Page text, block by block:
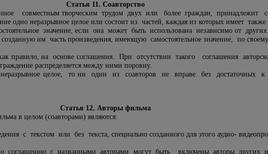
Статья 11. Соавторство
совместным творческим трудом двух или более граждан, принадлежит
одно неразрывное целое или состоит из частей, каждая из которых имеет также
значение, если она может быть использована независимо от других
им часть произведения, имеющую самостоятельное значение, по
правило, на основе соглашения. При отсутствии такого соглашения
распределяется между ними поровну.
неразрывное целое, то ни один из соавторов не вправе без достаточных к
Статья 12. Авторы фильма
в целом (соавторами) являются:
с текстом или без текста, специально созданного для этого аудио-
соглашению с названными авторами могут быть включены авторы других